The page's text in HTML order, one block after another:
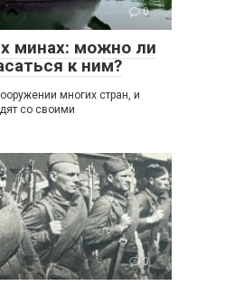
0
минах: можно ли
к ним?
многих стран, и
со своими
0